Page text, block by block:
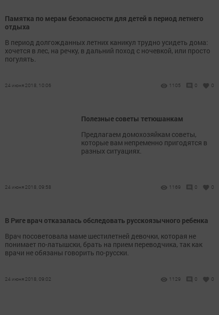
Памятка по мерам безопасности для детей в период летнего
отдыха
В период долгожданных летних каникул трудно усидеть дома:
хочется в лес, на речку, в дальний поход с ночевкой, или просто
погулять.
24 июня 2018, 10:06 1105 0 0
Полезные советы тетюшанкам
Предлагаем домохозяйкам советы,
которые вам непременно пригодятся в
разных ситуациях.
24 июня 2018, 09:58 1169 0 0
В Риге врач отказалась обследовать русскоязычного ребенка
Врач посоветовала маме шестилетней девочки, которая не
понимает по-латышски, брать на прием переводчика, так как
врачи не обязаны говорить по-русски.
24 июня 2018, 09:02 1129 0 0